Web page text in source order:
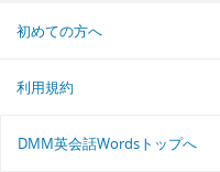
初めての方へ
利用規約
DMM英会話Wordsトップへ